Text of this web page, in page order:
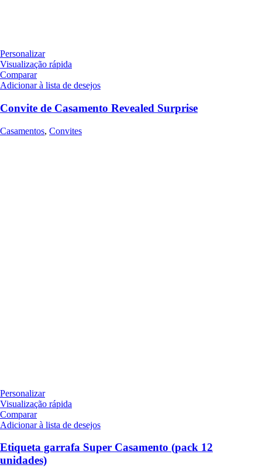
Personalizar
Visualização rápida
Comparar
Adicionar à lista de desejos
Convite de Casamento Revealed Surprise
Casamentos, Convites
Personalizar
Visualização rápida
Comparar
Adicionar à lista de desejos
Etiqueta garrafa Super Casamento (pack 12
unidades)